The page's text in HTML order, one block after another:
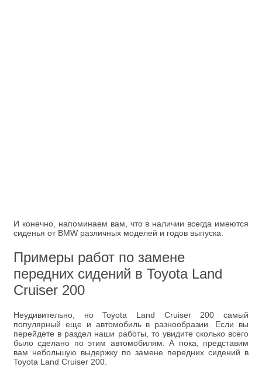
И конечно, напоминаем вам, что в наличии всегда имеются
сиденья от BMW различных моделей и годов выпуска.
Примеры работ по замене
передних сидений в Toyota Land
Cruiser 200
Неудивительно, но Toyota Land Cruiser 200 самый
популярный еще и автомобиль в разнообразии. Если вы
перейдете в раздел наши работы, то увидите сколько всего
было сделано по этим автомобилям. А пока, представим
вам небольшую выдержку по замене передних сидений в
Toyota Land Cruiser 200.